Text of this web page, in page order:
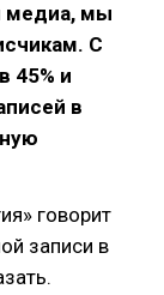
медиа, мы
С
45% и
в
говорит
записи в